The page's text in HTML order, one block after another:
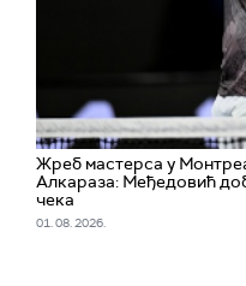
Жреб мастерса у
Алкараза: Међедовић
чека
01. 08. 2026.